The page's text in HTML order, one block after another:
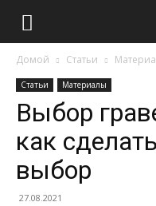
Домой Статьи
Статьи Материалы
Выбор
как
выбор
27.08.2021